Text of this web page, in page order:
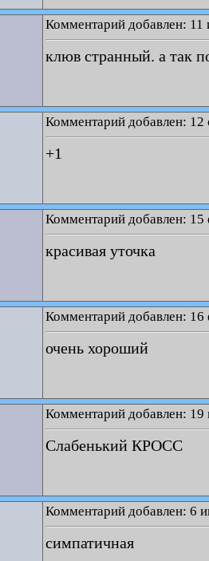
Комментарий добавлен:
клюв странный. а так
Комментарий добавлен: 12
+1
Комментарий добавлен: 15
красивая уточка
Комментарий добавлен: 16
очень хороший
Комментарий добавлен: 19
Слабенький КРОСС
Комментарий добавлен: 6
симпатичная